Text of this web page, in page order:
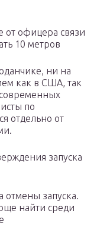
от офицера связи
10 метров
ни на
как в США, так
по
отдельно от
запуска
запуска.
найти среди